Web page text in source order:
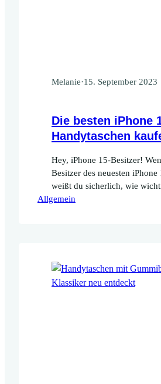
Melanie·15. September 2023
Die besten iPhone
Handytaschen
Hey, iPhone 15-Besitzer!
Besitzer des neuesten iPhone
weißt du sicherlich, wie
wertvolles Smartphone vor
15 Handytaschen zum
Allgemein